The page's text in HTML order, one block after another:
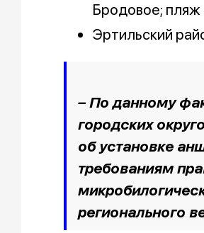
Бродовое; пляж
Эртильский
– По данному
городских
об установке
требованиям
регионального